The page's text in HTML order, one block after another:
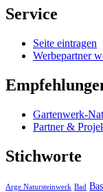
Service
Seite eintragen
Werbepartner
Gartenwerk-
Partner &
Stichworte
Arge Natursteinwerk Bad